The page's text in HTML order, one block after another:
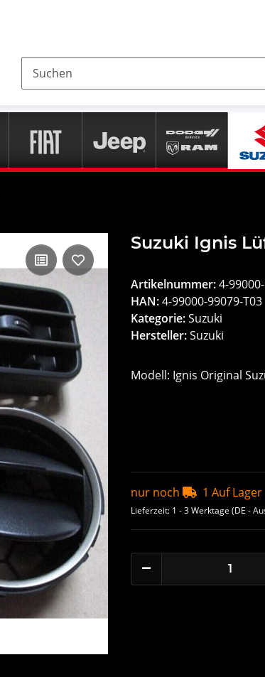
Suzuki Ignis
Artikelnummer:4-
HAN:4-99000-99079-T03
Kategorie:Suzuki
Hersteller:Suzuki
Modell: Ignis Original
nur noch 1 Auf Lager
Lieferzeit: 1 - 3 Werktage (DE -